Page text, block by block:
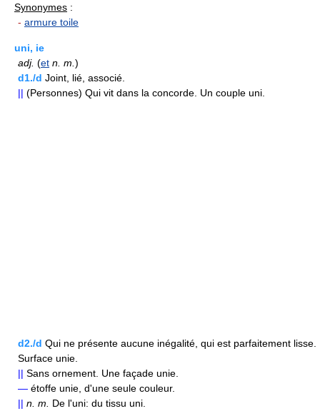
Synonymes :
- armure toile
uni, ie
adj. (et n. m. )
d1./d Joint, lié, associé.
|| (Personnes) Qui vit dans la concorde. Un couple uni.
d2./d Qui ne présente aucune inégalité, qui est parfaitement lisse.
Surface unie.
|| Sans ornement. Une façade unie.
— étoffe unie, d'une seule couleur.
|| n. m. De l'uni: du tissu uni.